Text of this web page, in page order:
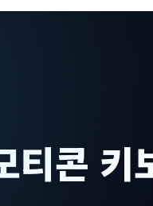
티콘 키